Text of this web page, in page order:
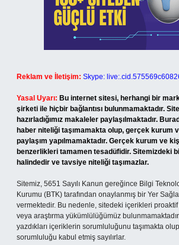
Reklam ve İletişim: Skype:
Yasal Uyarı: Bu internet sitesi, herhangi bir
şirketi ile hiçbir bağlantısı bulunmamaktadır.
hazırladığımız makaleler paylaşılmaktadır.
haber niteliği taşımamakta olup, gerçek kurum
paylaşım yapılmamaktadır. Gerçek kurum ve
benzerlikleri tamamen tesadüfidir. Sitemizdeki
halindedir ve tavsiye niteliği taşımazlar.
Sitemiz, 5651 Sayılı Kanun gereğince Bilgi
Kurumu (BTK) tarafından onaylanmış bir Yer
vermektedir. Bu nedenle, sitedeki içerikleri
veya araştırma yükümlülüğümüz
yazdıkları içeriklerin sorumluluğunu taşımakta
sorumluluğu kabul etmiş sayılırlar.